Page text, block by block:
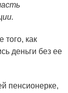
того, как
деньги без ее
пенсионерке,